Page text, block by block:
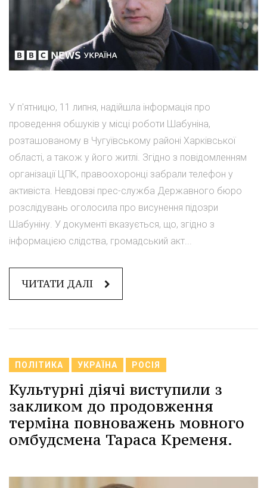
У п'ятницю, 11 липня, надійшла інформація про
проведення обшуків у місці роботи Шабуніна,
розташованому в Чугуївському районі Харківської
області, а також у його житлі. Згідно з повідомленням
організації ЦПК, правоохоронці забрали телефон у
активіста. Невдовзі прес-служба Державного бюро
розслідувань оголосила про висунення підозри
Шабуніну. У документі вказується, що, згідно з
інформацією слідства, громадський акт...
ЧИТАТИ ДАЛІ
ПОЛІТИКА УКРАЇНА РОСІЯ
Культурні діячі виступили з
закликом до продовження
терміна повноважень мовного
омбудсмена Тараса Кременя.